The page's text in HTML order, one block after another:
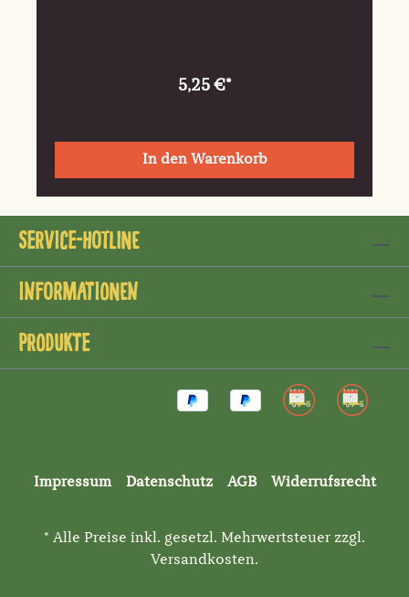
5,25 €*
In den Warenkorb
Service-Hotline
Informationen
Produkte
Impressum Datenschutz AGB Widerrufsrecht
* Alle Preise inkl. gesetzl. Mehrwertsteuer zzgl.
Versandkosten.